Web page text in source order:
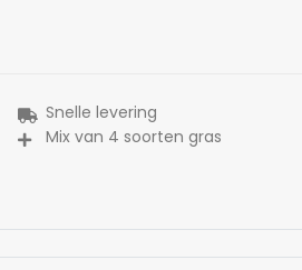
Snelle levering
Mix van 4 soorten gras